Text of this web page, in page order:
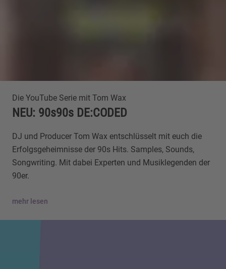
Die YouTube Serie mit Tom Wax
NEU: 90s90s DE:CODED
DJ und Producer Tom Wax entschlüsselt mit euch die
Erfolgsgeheimnisse der 90s Hits. Samples, Sounds,
Songwriting. Mit dabei Experten und Musiklegenden der
90er.
mehr lesen